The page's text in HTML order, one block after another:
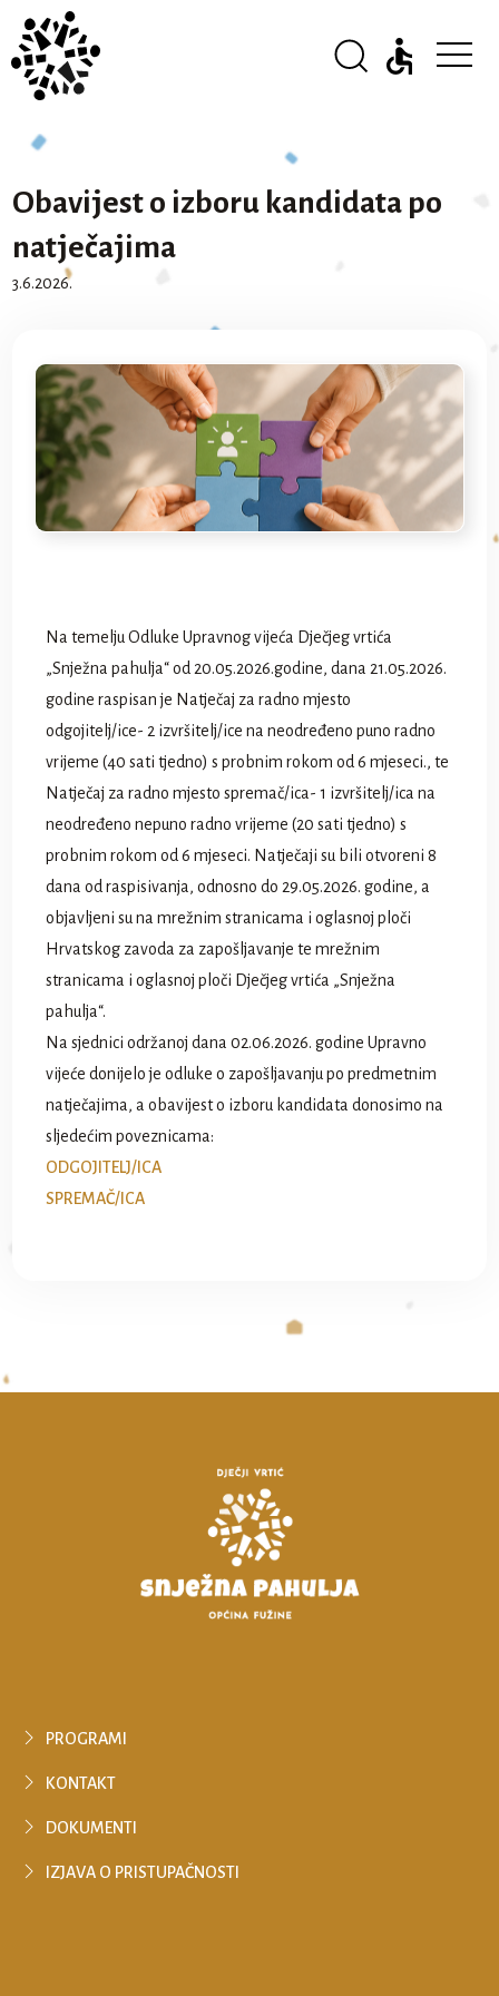
Obavijest o izboru kandidata po
natječajima
3.6.2026.
Na temelju Odluke Upravnog vijeća Dječjeg vrtića
„Snježna pahulja“ od 20.05.2026.godine, dana 21.05.2026.
godine raspisan je Natječaj za radno mjesto
odgojitelj/ice- 2 izvršitelj/ice na neodređeno puno radno
vrijeme (40 sati tjedno) s probnim rokom od 6 mjeseci., te
Natječaj za radno mjesto spremač/ica- 1 izvršitelj/ica na
neodređeno nepuno radno vrijeme (20 sati tjedno) s
probnim rokom od 6 mjeseci. Natječaji su bili otvoreni 8
dana od raspisivanja, odnosno do 29.05.2026. godine, a
objavljeni su na mrežnim stranicama i oglasnoj ploči
Hrvatskog zavoda za zapošljavanje te mrežnim
stranicama i oglasnoj ploči Dječjeg vrtića „Snježna
pahulja“.
Na sjednici održanoj dana 02.06.2026. godine Upravno
vijeće donijelo je odluke o zapošljavanju po predmetnim
natječajima, a obavijest o izboru kandidata donosimo na
sljedećim poveznicama:
ODGOJITELJ/ICA
SPREMAČ/ICA
PROGRAMI
KONTAKT
DOKUMENTI
IZJAVA O PRISTUPAČNOSTI